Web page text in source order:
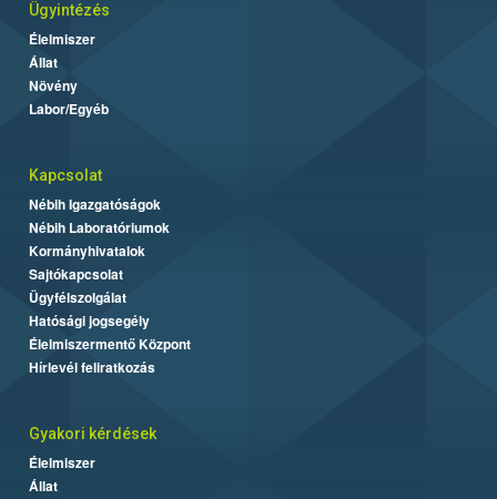
Ügyintézés
Élelmiszer
Állat
Növény
Labor/Egyéb
Kapcsolat
Nébih Igazgatóságok
Nébih Laboratóriumok
Kormányhivatalok
Sajtókapcsolat
Ügyfélszolgálat
Hatósági jogsegély
Élelmiszermentő Központ
Hírlevél feliratkozás
Gyakori kérdések
Élelmiszer
Állat